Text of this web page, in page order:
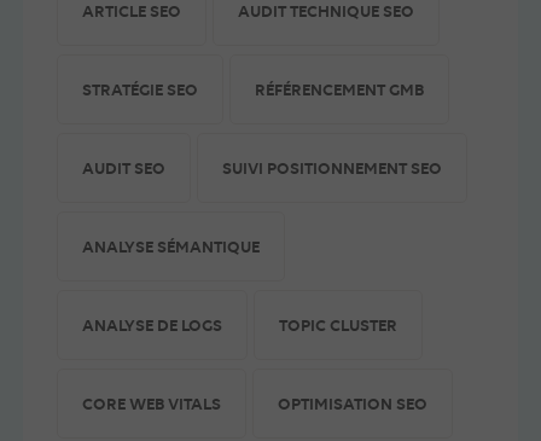
ARTICLE SEO AUDIT TECHNIQUE SEO
STRATÉGIE SEO RÉFÉRENCEMENT GMB
AUDIT SEO SUIVI POSITIONNEMENT SEO
ANALYSE SÉMANTIQUE
ANALYSE DE LOGS TOPIC CLUSTER
CORE WEB VITALS OPTIMISATION SEO